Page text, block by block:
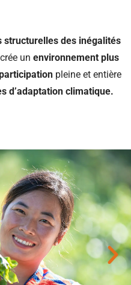
structurelles des inégalités
un environnement plus
pleine et entière
d’adaptation climatique.